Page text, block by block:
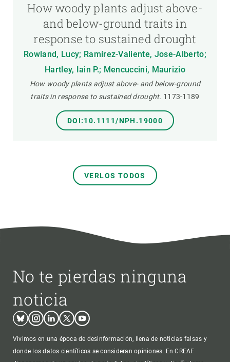
How woody plants adjust above-
and below-ground traits in
response to sustained drought
Rowland, Lucy; Ramírez-Valiente, Jose-Alberto;
Hartley, Iain P.; Mencuccini, Maurizio
How woody plants adjust above- and below-ground
traits in response to sustained drought. 1173-1189
DOI:10.1111/NPH.19000
VERLOS TODOS
No te pierdas ninguna
noticia
BlueskyInstagram
LinkedinTwitterYoutube
Vivimos en una época de desinformación, llena de noticias falsas y
donde los datos científicos se consideran opiniones. En CREAF